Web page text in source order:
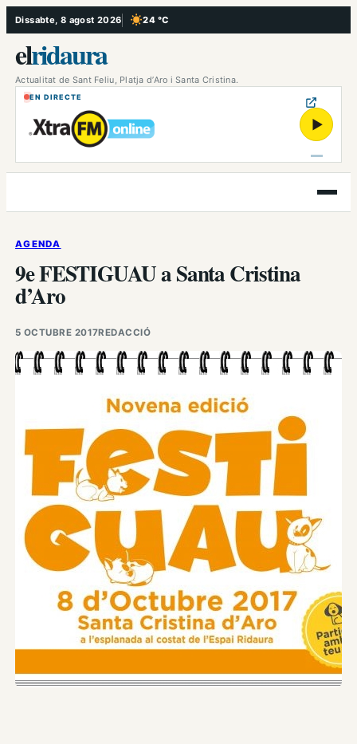
Vés
al
contingut
Dissabte, 8 agost 2026 24 °C
, Cel serè
elridaura
Actualitat de Sant Feliu, Platja d’Aro i Santa Cristina.
EN DIRECTE
▶
Obre
el
AGENDA
9e FESTIGUAU a Santa Cristina
d’Aro
5 OCTUBRE 2017REDACCIÓ